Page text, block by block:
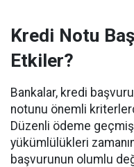
Kredi Notu
Etkiler?
Bankalar, kredi
notunu önemli
Düzenli ödeme
yükümlülükleri
başvurunun olumlu